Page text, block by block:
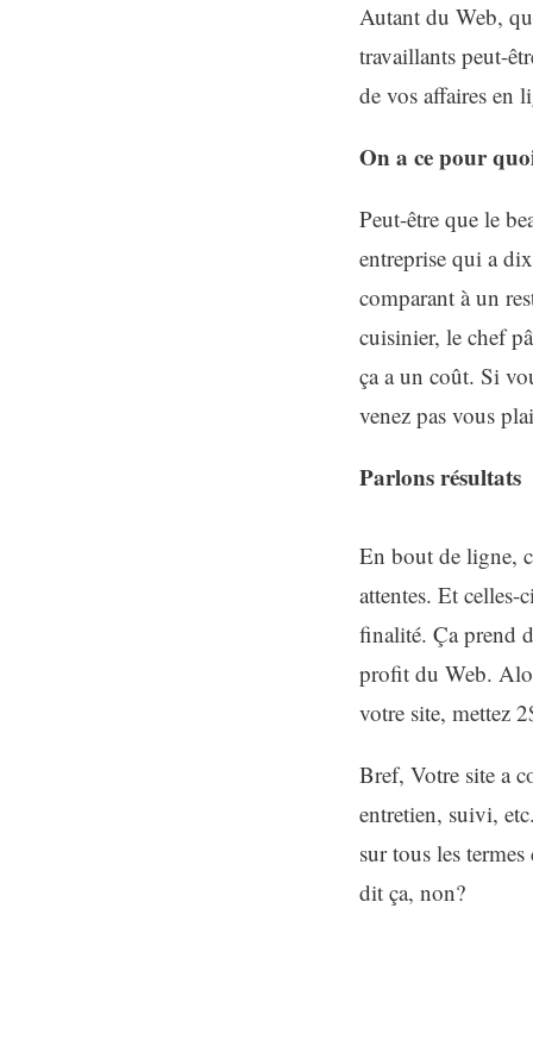
Autant du Web,
travaillants peut-
de vos affaires en
On a ce pour
Peut-être que le
entreprise qui a
comparant à un
cuisinier, le chef
ça a un coût. Si
venez pas vous
Parlons résultats
En bout de ligne,
attentes. Et
finalité. Ça prend
profit du Web.
votre site, mettez
Bref, Votre site a
entretien, suivi,
sur tous les
dit ça, non?